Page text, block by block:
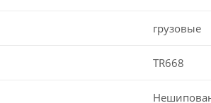
грузовые
TR668